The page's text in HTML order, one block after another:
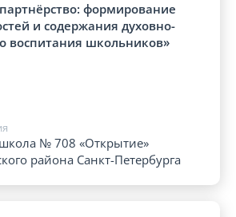
формирование
и содержания духовно-
воспитания школьников»
№ 708 «Открытие»
района Санкт-Петербурга